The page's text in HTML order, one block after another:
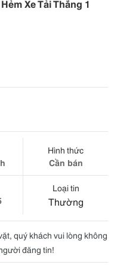
Xe Tải Thẳng 1
Hình thức
Cần bán
Loại tin
Thường
quý khách vui lòng không
đăng tin!